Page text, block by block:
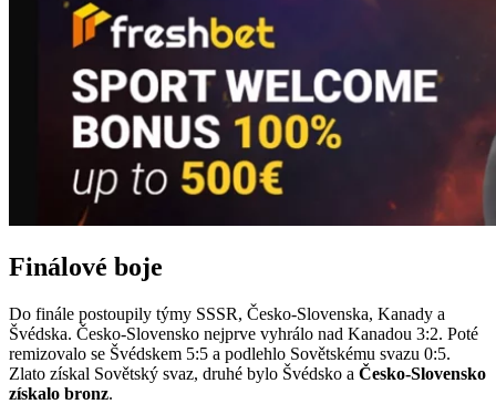
Finálové boje
Do finále postoupily týmy SSSR, Česko-Slovenska, Kanady a
Švédska. Česko-Slovensko nejprve vyhrálo nad Kanadou 3:2. Poté
remizovalo se Švédskem 5:5 a podlehlo Sovětskému svazu 0:5.
Zlato získal Sovětský svaz, druhé bylo Švédsko a Česko-Slovensko
získalo bronz.